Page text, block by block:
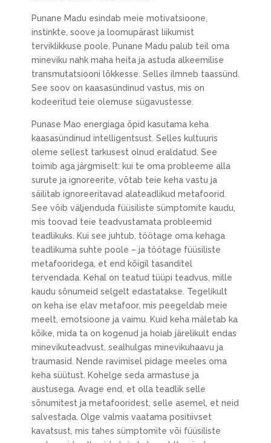
Punane Madu esindab meie motivatsioone,
instinkte, soove ja loomupärast liikumist
terviklikkuse poole. Punane Madu palub teil oma
mineviku nahk maha heita ja astuda alkeemilise
transmutatsiooni lõkkesse. Selles ilmneb taassünd.
See soov on kaasasündinud vastus, mis on
kodeeritud teie olemuse sügavustesse.
Punase Mao energiaga õpid kasutama keha
kaasasündinud intelligentsust. Selles kultuuris
oleme sellest tarkusest olnud eraldatud. See
toimib aga järgmiselt: kui te oma probleeme alla
surute ja ignoreerite, võtab teie keha vastu ja
säilitab ignoreeritavad alateadlikud metafoorid.
See võib väljenduda füüsiliste sümptomite kaudu,
mis toovad teie teadvustamata probleemid
teadlikuks. Kui see juhtub, töötage oma kehaga
teadlikuma suhte poole – ja töötage füüsiliste
metafooridega, et end kõigil tasanditel
tervendada. Kehal on teatud tüüpi teadvus, mille
kaudu sõnumeid selgelt edastatakse. Tegelikult
on keha ise elav metafoor, mis peegeldab meie
meelt, emotsioone ja vaimu. Kuid keha mäletab ka
kõike, mida ta on kogenud ja hoiab järelikult endas
minevikuteadvust, sealhulgas minevikuhaavu ja
traumasid. Nende ravimisel pidage meeles oma
keha süütust. Kohelge seda armastuse ja
austusega. Avage end, et olla teadlik selle
sõnumitest ja metafooridest, selle asemel, et neid
salvestada. Olge valmis vaatama positiivset
kavatsust, mis tahes sümptomite või füüsiliste